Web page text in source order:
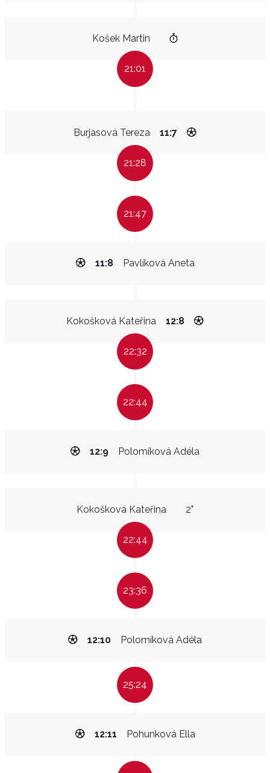
Košek Martin
21:01
Burjasová Tereza 11:7
21:28
21:47
Pavlíková Aneta
11:8
Kokošková Kateřina 12:8
22:32
22:44
Polomíková Adéla
12:9
Kokošková Kateřina 2"
22:44
23:36
Polomíková Adéla
12:10
25:24
Pohunková Ella
12:11